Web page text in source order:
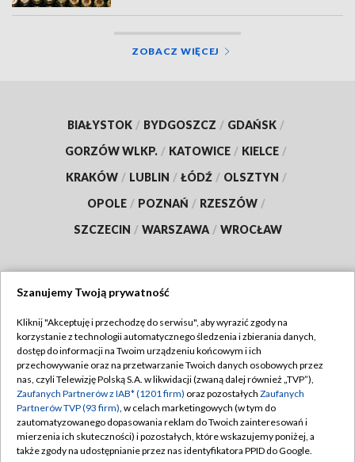
ZOBACZ WIĘCEJ
BIAŁYSTOK / BYDGOSZCZ / GDAŃSK /
GORZÓW WLKP. / KATOWICE / KIELCE /
KRAKÓW / LUBLIN / ŁÓDŹ / OLSZTYN /
OPOLE / POZNAŃ / RZESZÓW /
SZCZECIN / WARSZAWA / WROCŁAW
TVP
Abonament TVP
Emisja w TVP
Centrum informacji TVP
Naziemna Telewizja Cyfrowa
Regulamin TVP
Polityka prywatności
Moje zgody
Pomoc
Szanujemy Twoją prywatność
Kliknij "Akceptuję i przechodzę do serwisu", aby wyrazić zgody na
korzystanie z technologii automatycznego śledzenia i zbierania danych,
dostęp do informacji na Twoim urządzeniu końcowym i ich
przechowywanie oraz na przetwarzanie Twoich danych osobowych przez
nas, czyli Telewizję Polską S.A. w likwidacji (zwaną dalej również „TVP”),
Zaufanych Partnerów z IAB* (1201 firm) oraz pozostałych Zaufanych
Partnerów TVP (93 firm), w celach marketingowych (w tym do
zautomatyzowanego dopasowania reklam do Twoich zainteresowań i
mierzenia ich skuteczności) i pozostałych, które wskazujemy poniżej, a
także zgody na udostępnianie przez nas identyfikatora PPID do Google.